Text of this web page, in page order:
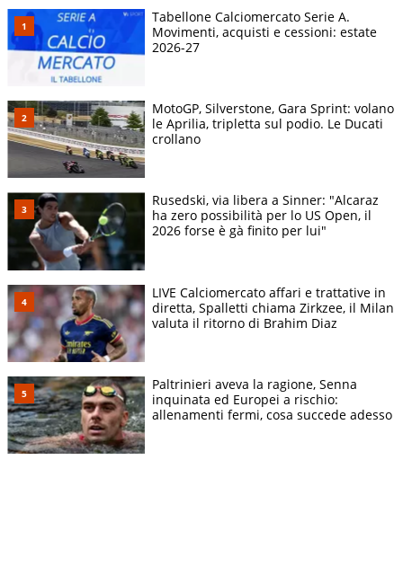
Tabellone Calciomercato Serie A.
Movimenti, acquisti e cessioni: estate
2026-27
MotoGP, Silverstone, Gara Sprint: volano
le Aprilia, tripletta sul podio. Le Ducati
crollano
Rusedski, via libera a Sinner: "Alcaraz
ha zero possibilità per lo US Open, il
2026 forse è gà finito per lui"
LIVE Calciomercato affari e trattative in
diretta, Spalletti chiama Zirkzee, il Milan
valuta il ritorno di Brahim Diaz
Paltrinieri aveva la ragione, Senna
inquinata ed Europei a rischio:
allenamenti fermi, cosa succede adesso